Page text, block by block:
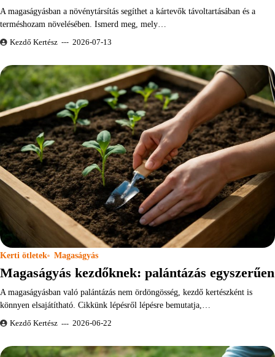
A magaságyásban a növénytársítás segíthet a kártevők távoltartásában és a
terméshozam növelésében. Ismerd meg, mely…
Kezdő Kertész 2026-07-13
Kerti ötletek Magaságyás
Magaságyás kezdőknek: palántázás egyszerűen
A magaságyásban való palántázás nem ördöngösség, kezdő kertészként is
könnyen elsajátítható. Cikkünk lépésről lépésre bemutatja,…
Kezdő Kertész 2026-06-22